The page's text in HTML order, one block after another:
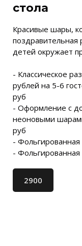
стола
Красивые шары,
поздравительная
детей окружает
- Классическое
рублей на 5-6
руб
- Оформление с
неоновыми
руб
-
-
2900